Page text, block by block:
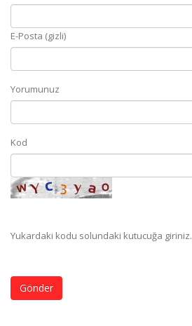
E-Posta (gizli)
Yorumunuz
Kod
Yukardaki kodu solundaki kutucuğa giriniz.
Gönder